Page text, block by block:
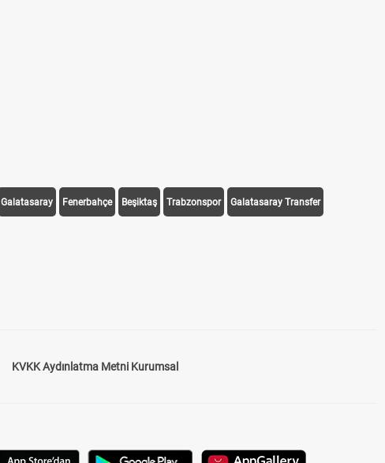
Galatasaray Fenerbahçe Beşiktaş Trabzonspor Galatasaray Transfer
KVKK Aydınlatma Metni Kurumsal